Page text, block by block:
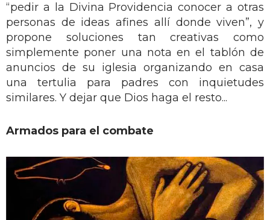
“pedir a la Divina Providencia conocer a otras
personas de ideas afines allí donde viven”, y
propone soluciones tan creativas como
simplemente poner una nota en el tablón de
anuncios de su iglesia organizando en casa
una tertulia para padres con inquietudes
similares. Y dejar que Dios haga el resto...
Armados para el combate